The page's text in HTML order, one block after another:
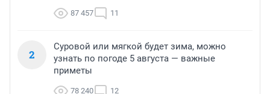
87 457 11
2
Суровой или мягкой будет зима, можно
узнать по погоде 5 августа — важные
приметы
78 240 12